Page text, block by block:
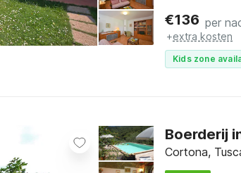
€136 per
+extra kosten
Kids zone
Boerderij
Cortona,